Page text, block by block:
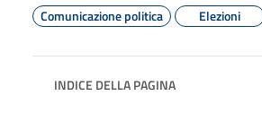
Comunicazione politica
Elezioni
INDICE DELLA PAGINA